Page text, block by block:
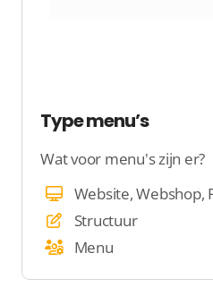
Type menu’s
Wat voor menu's zijn er?
Structuur
Menu